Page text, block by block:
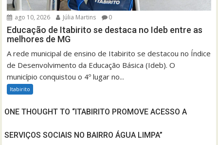
ago 10, 2026 Júlia Martins 0
Educação de Itabirito se destaca no Ideb entre as
melhores de MG
A rede municipal de ensino de Itabirito se destacou no Índice
de Desenvolvimento da Educação Básica (Ideb). O
município conquistou o 4º lugar no...
Itabirito
ONE THOUGHT TO “ITABIRITO PROMOVE ACESSO A
SERVIÇOS SOCIAIS NO BAIRRO ÁGUA LIMPA”